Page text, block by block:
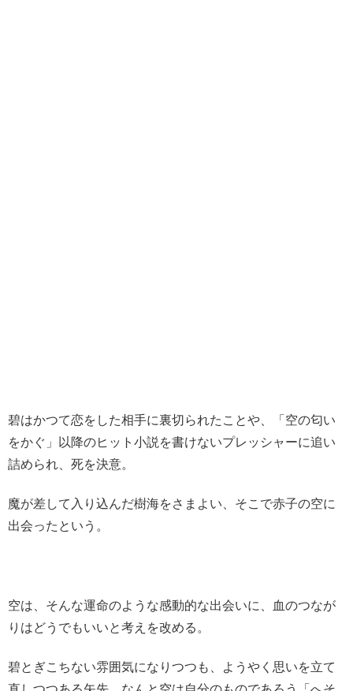
碧はかつて恋をした相手に裏切られたことや、「空の匂い
をかぐ」以降のヒット小説を書けないプレッシャーに追い
詰められ、死を決意。
魔が差して入り込んだ樹海をさまよい、そこで赤子の空に
出会ったという。
空は、そんな運命のような感動的な出会いに、血のつなが
りはどうでもいいと考えを改める。
碧とぎこちない雰囲気になりつつも、ようやく思いを立て